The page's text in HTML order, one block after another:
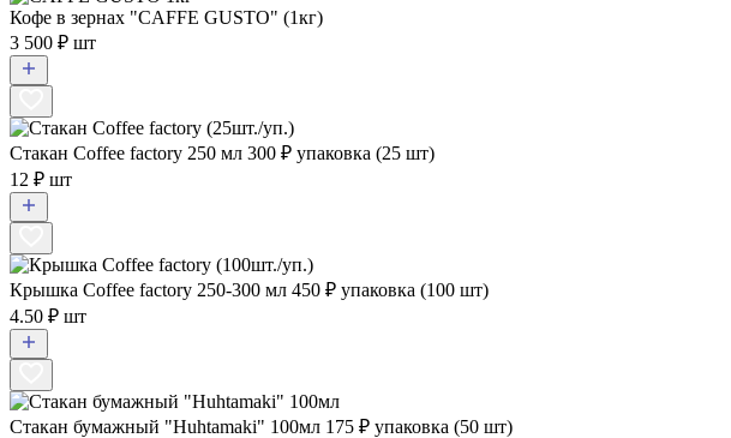
Кофе в зернах "CAFFE GUSTO" (1кг)
3 500 ₽ шт
Стакан Coffee factory 250 мл 300 ₽ упаковка (25 шт)
12 ₽ шт
Крышка Coffee factory 250-300 мл 450 ₽ упаковка (100 шт)
4.50 ₽ шт
Стакан бумажный "Huhtamaki" 100мл 175 ₽ упаковка (50 шт)